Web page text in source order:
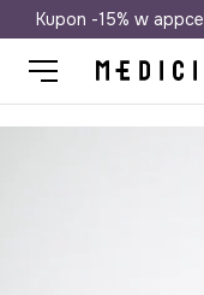
Kupon -15% w